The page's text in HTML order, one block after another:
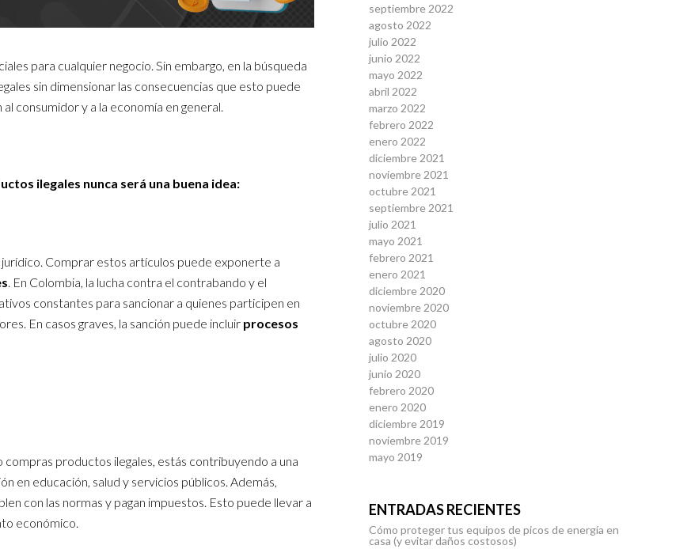
para cualquier negocio. Sin embargo, en la búsqueda
sin dimensionar las consecuencias que esto puede
consumidor y a la economía en general.
ilegales nunca será una buena idea:
Comprar estos artículos puede exponerte a
. En Colombia, la lucha contra el contrabando y el
constantes para sancionar a quienes participen en
En casos graves, la sanción puede incluir procesos
productos ilegales, estás contribuyendo a una
en educación, salud y servicios públicos. Además,
con las normas y pagan impuestos. Esto puede llevar a
económico.
septiembre 2022
agosto 2022
julio 2022
junio 2022
mayo 2022
abril 2022
marzo 2022
febrero 2022
enero 2022
diciembre 2021
noviembre 2021
octubre 2021
septiembre 2021
julio 2021
mayo 2021
febrero 2021
enero 2021
diciembre 2020
noviembre 2020
octubre 2020
agosto 2020
julio 2020
junio 2020
febrero 2020
enero 2020
diciembre 2019
noviembre 2019
mayo 2019
ENTRADAS RECIENTES
Cómo proteger tus equipos de picos de energía en
casa (y evitar daños costosos)